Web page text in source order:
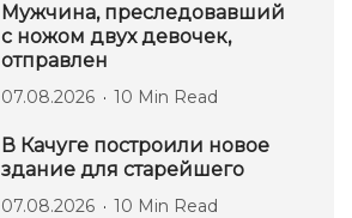
Мужчина, преследовавший
с ножом двух девочек,
отправлен
07.08.2026 10 Min Read
В Качуге построили новое
здание для старейшего
07.08.2026 10 Min Read